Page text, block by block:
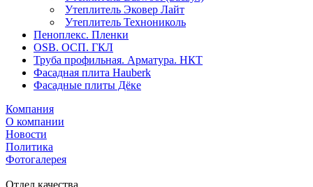
Утеплитель Эковер Лайт
Утеплитель Технониколь
Пеноплекс. Пленки
OSB. ОСП. ГКЛ
Труба профильная. Арматура. НКТ
Фасадная плита Hauberk
Фасадные плиты Дёке
Компания
О компании
Новости
Политика
Фотогалерея
Отдел качества